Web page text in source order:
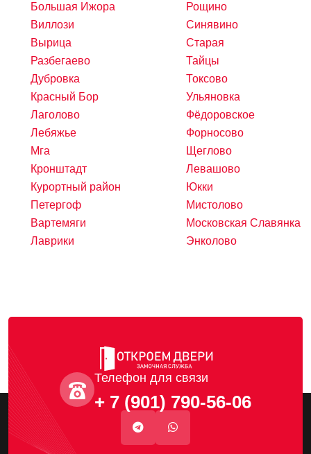
Большая Ижора
Виллози
Вырица
Разбегаево
Дубровка
Красный Бор
Лаголово
Лебяжье
Мга
Кронштадт
Курортный район
Петергоф
Вартемяги
Лаврики
Рощино
Синявино
Старая
Тайцы
Токсово
Ульяновка
Фёдоровское
Форносово
Щеглово
Левашово
Юкки
Мистолово
Московская Славянка
Энколово
Телефон для связи
+ 7 (901) 790-56-06